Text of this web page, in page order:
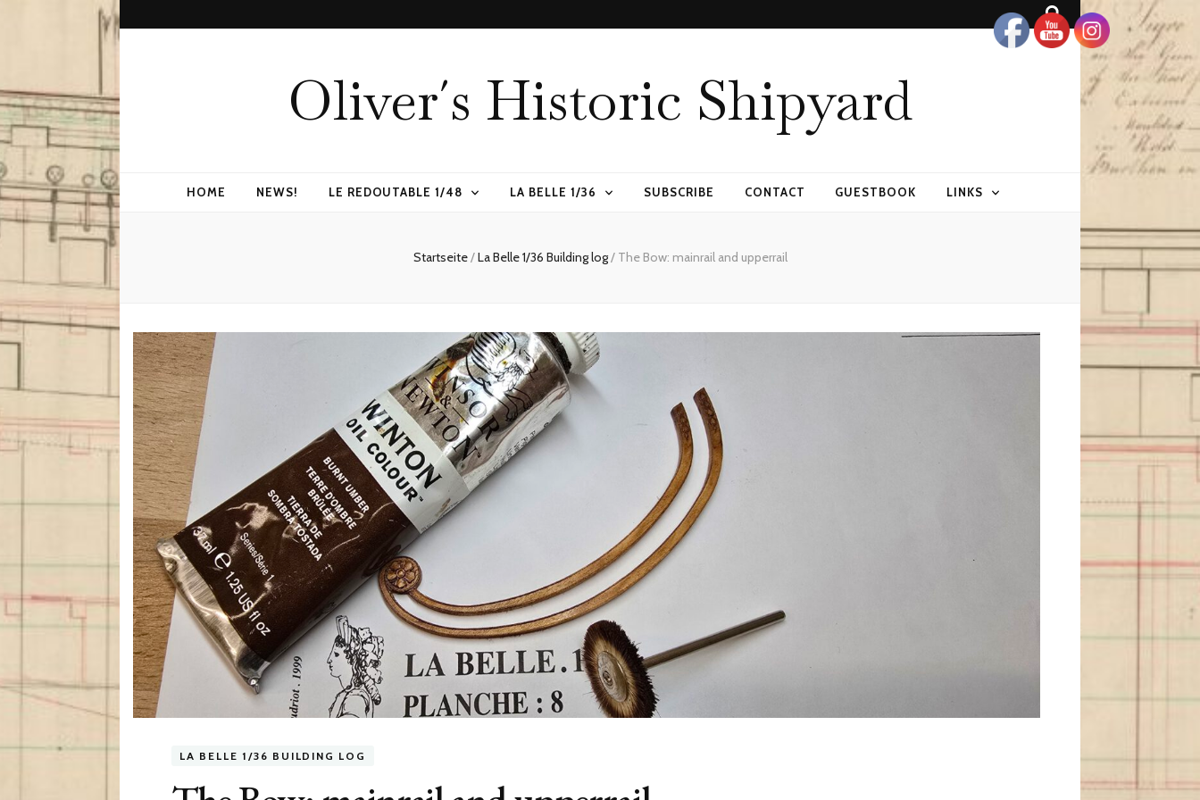
Oliver´s Historic Shipyard
HOME NEWS! LE REDOUTABLE 1/48 LA BELLE 1/36 SUBSCRIBE CONTACT GUESTBOOK LINKS
Startseite/La Belle 1/36 Building log/ The Bow: mainrail and upperrail
LA BELLE 1/36 BUILDING LOG